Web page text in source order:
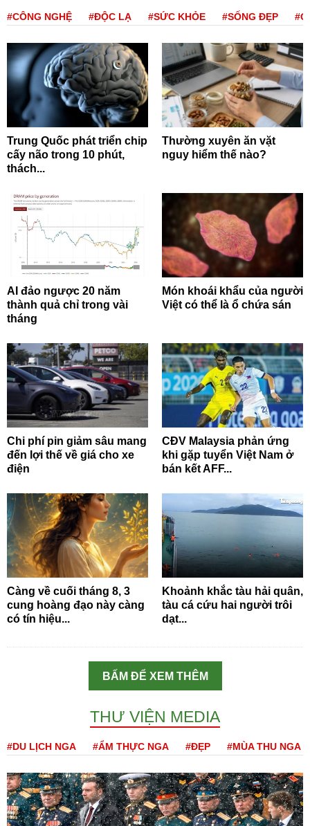
#CÔNG NGHỆ #ĐỘC LẠ #SỨC KHỎE #SỐNG ĐẸP
Trung Quốc phát triển chip
cấy não trong 10 phút,
thách...
Thường xuyên ăn vặt
nguy hiểm thế nào?
AI đảo ngược 20 năm
thành quả chỉ trong vài
tháng
Món khoái khẩu của người
Việt có thể là ổ chứa sán
Chi phí pin giảm sâu mang
đến lợi thế về giá cho xe
điện
CĐV Malaysia phản ứng
khi gặp tuyển Việt Nam ở
bán kết AFF...
Càng về cuối tháng 8, 3
cung hoàng đạo này càng
có tín hiệu...
Khoảnh khắc tàu hải quân,
tàu cá cứu hai người trôi
dạt...
BẤM ĐỂ XEM THÊM
THƯ VIỆN MEDIA
#DU LỊCH NGA #ẨM THỰC NGA #ĐẸP #MÙA THU NGA